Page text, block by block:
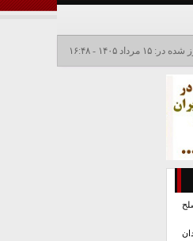
۱۵ مرداد ۱۴۰۵ - ۱۶:۴۸
مسلح